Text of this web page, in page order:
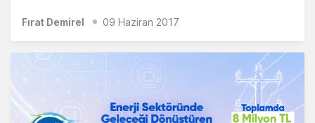
Fırat Demirel 09 Haziran 2017